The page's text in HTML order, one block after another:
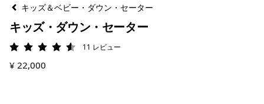
キッズ＆ベビー・ダウン・セーター
キッズ・ダウン・セーター
評価: 4.5 / 5
11 レビュー
¥ 22,000